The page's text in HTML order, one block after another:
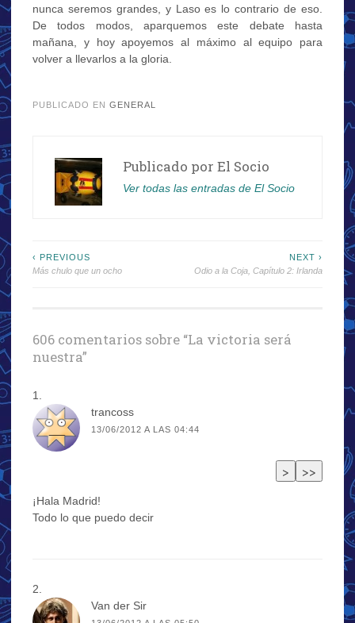
nunca seremos grandes, y Laso es lo contrario de eso.
De todos modos, aparquemos este debate hasta
mañana, y hoy apoyemos al máximo al equipo para
volver a llevarlos a la gloria.
PUBLICADO EN GENERAL
Publicado por El Socio
Ver todas las entradas de El Socio
Navegación
‹ PREVIOUS
Más chulo que un ocho
NEXT ›
Odio a la Coja, Capítulo 2: Irlanda
606 comentarios sobre “La victoria será
nuestra”
trancoss
13/06/2012 A LAS 04:44
¡Hala Madrid!
Todo lo que puedo decir
Van der Sir